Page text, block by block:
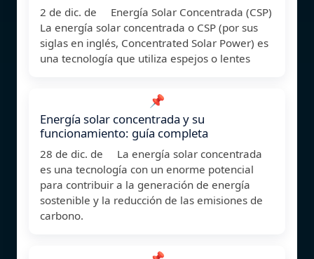
2 de dic. de Energía Solar Concentrada (CSP)
La energía solar concentrada o CSP (por sus
siglas en inglés, Concentrated Solar Power) es
una tecnología que utiliza espejos o lentes
📌
Energía solar concentrada y su
funcionamiento: guía completa
28 de dic. de La energía solar concentrada
es una tecnología con un enorme potencial
para contribuir a la generación de energía
sostenible y la reducción de las emisiones de
carbono.